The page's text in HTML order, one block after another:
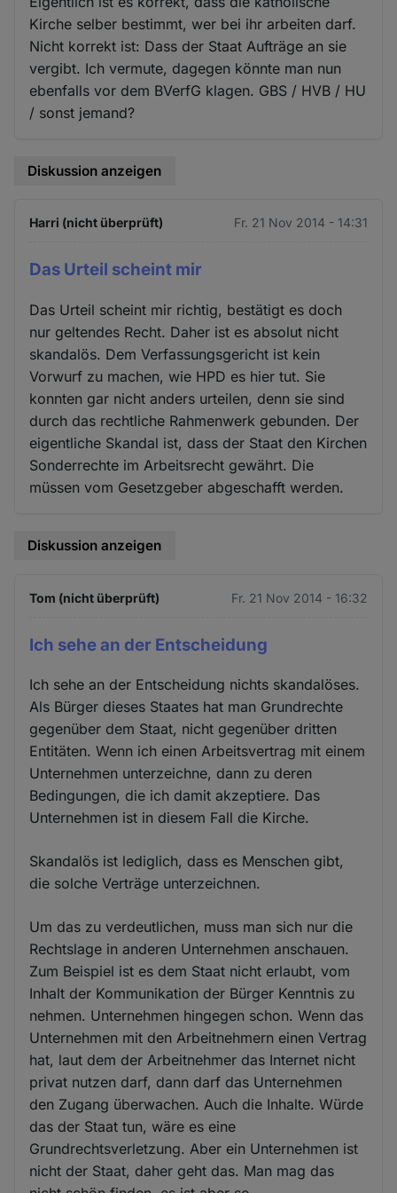
Kirche selber bestimmt, wer bei ihr arbeiten darf.
Nicht korrekt ist: Dass der Staat Aufträge an sie
vergibt. Ich vermute, dagegen könnte man nun
ebenfalls vor dem BVerfG klagen. GBS / HVB / HU
/ sonst jemand?
Diskussion anzeigen
Harri (nicht überprüft) Fr. 21 Nov 2014 - 14:31
Das Urteil scheint mir
Das Urteil scheint mir richtig, bestätigt es doch
nur geltendes Recht. Daher ist es absolut nicht
skandalös. Dem Verfassungsgericht ist kein
Vorwurf zu machen, wie HPD es hier tut. Sie
konnten gar nicht anders urteilen, denn sie sind
durch das rechtliche Rahmenwerk gebunden. Der
eigentliche Skandal ist, dass der Staat den Kirchen
Sonderrechte im Arbeitsrecht gewährt. Die
müssen vom Gesetzgeber abgeschafft werden.
Diskussion anzeigen
Tom (nicht überprüft) Fr. 21 Nov 2014 - 16:32
Ich sehe an der Entscheidung
Ich sehe an der Entscheidung nichts skandalöses.
Als Bürger dieses Staates hat man Grundrechte
gegenüber dem Staat, nicht gegenüber dritten
Entitäten. Wenn ich einen Arbeitsvertrag mit einem
Unternehmen unterzeichne, dann zu deren
Bedingungen, die ich damit akzeptiere. Das
Unternehmen ist in diesem Fall die Kirche.
Skandalös ist lediglich, dass es Menschen gibt,
die solche Verträge unterzeichnen.
Um das zu verdeutlichen, muss man sich nur die
Rechtslage in anderen Unternehmen anschauen.
Zum Beispiel ist es dem Staat nicht erlaubt, vom
Inhalt der Kommunikation der Bürger Kenntnis zu
nehmen. Unternehmen hingegen schon. Wenn das
Unternehmen mit den Arbeitnehmern einen Vertrag
hat, laut dem der Arbeitnehmer das Internet nicht
privat nutzen darf, dann darf das Unternehmen
den Zugang überwachen. Auch die Inhalte. Würde
das der Staat tun, wäre es eine
Grundrechtsverletzung. Aber ein Unternehmen ist
nicht der Staat, daher geht das. Man mag das